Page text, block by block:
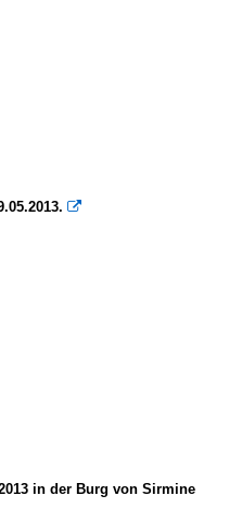

in der Burg von Sirmine